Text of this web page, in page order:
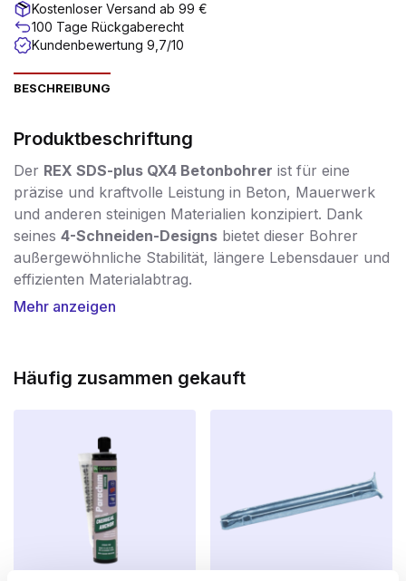
Kostenloser Versand ab 99 €
100 Tage Rückgaberecht
Kundenbewertung 9,7/10
BESCHREIBUNG
Produktbeschriftung
Der REX SDS-plus QX4 Betonbohrer ist für eine
präzise und kraftvolle Leistung in Beton, Mauerwerk
und anderen steinigen Materialien konzipiert. Dank
seines 4-Schneiden-Designs bietet dieser Bohrer
außergewöhnliche Stabilität, längere Lebensdauer und
effizienten Materialabtrag.
Mit demREX® QX4 Bohrhammer
abgewinkelt und sorgen für eine100%ige
Bohrkopf zu einem homogenen Ganzen
verschmolzen. Dies macht den Bohrer extrem
widerstandsfähig gegen hohe Belastungen und
Temperaturen – ein entscheidender Vorteil gegenüber
herkömmlichen Zwillingsfräsern.
Die vier tiefen Spiralnuten im Bohrer sind perfekt auf
Mehr anzeigen
Häufig zusammen gekauft